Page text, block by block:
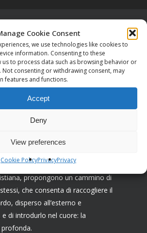
Cookie Consent
we use technologies like cookies to
information. Consenting to these
to process data such as browsing behavior or
Not consenting or withdrawing consent, may
features and functions.
Accept
Deny
View preferences
Cookie PolicyPrivacyPrivacy
I Ricostruttori nella preghiera
di una cristianità capace di venire
di preghiera e ricerca
Attingendo alle risorse della
propongono un cammino di
che consenta di raccogliere il
disperso all’esterno e
di introdurlo nel cuore: la